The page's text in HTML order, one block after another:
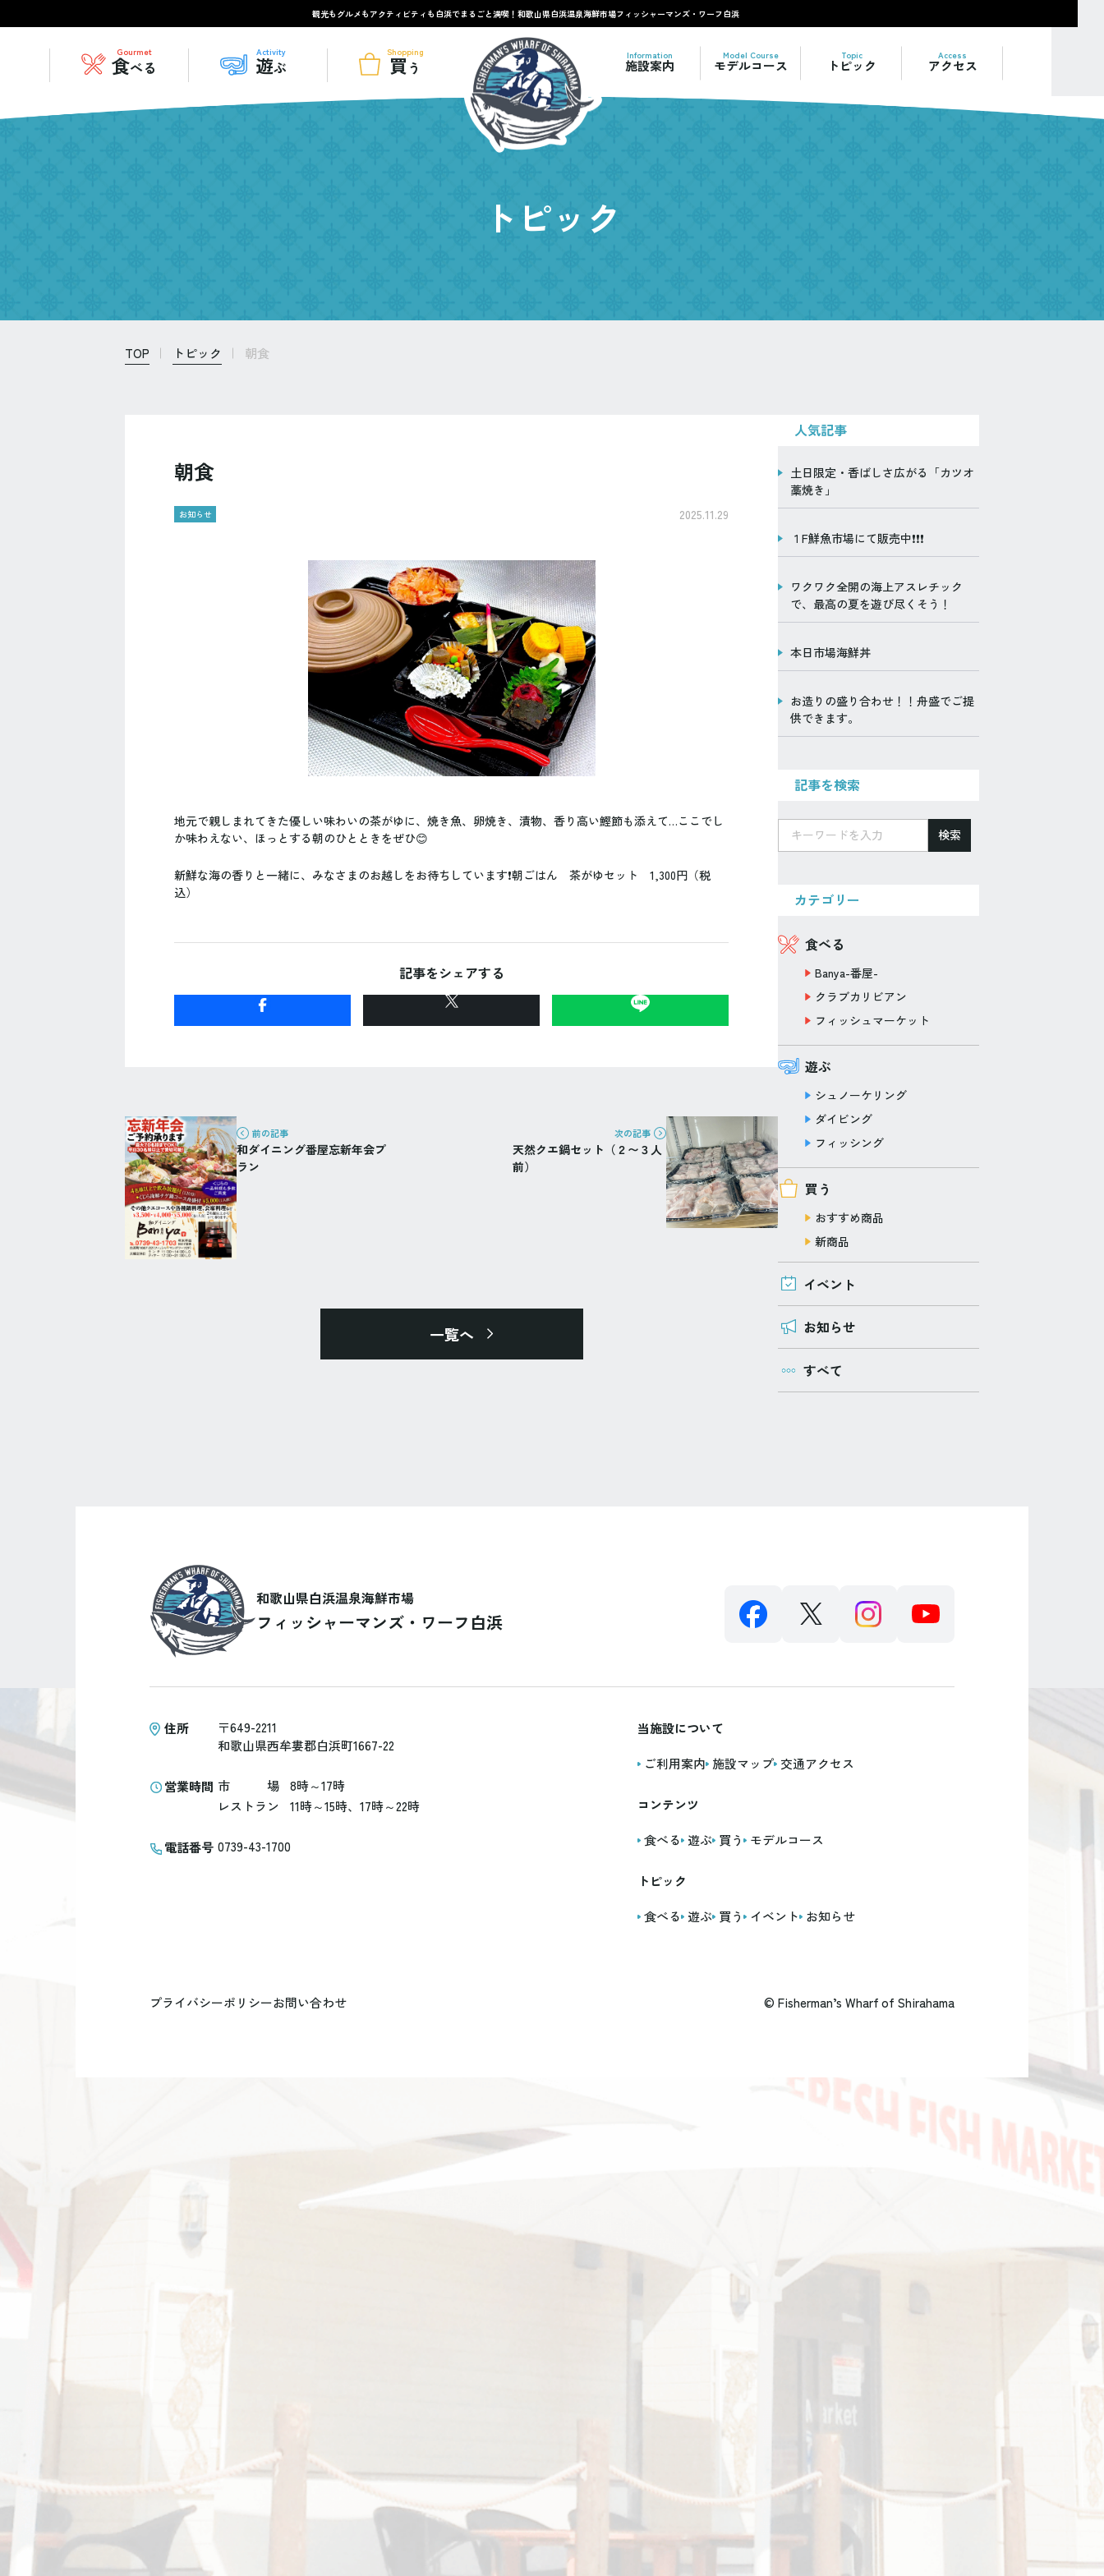
観光もグルメもアクティビティも白浜でまるごと満喫！和歌山県白浜温泉海鮮市場フィッシャーマンズ・ワーフ白浜
Gourmet
食べる
Activity
遊ぶ
Shopping
買う
Information
施設案内
Model Course
モデルコース
Topic
トピック
Access
アクセス
トピック
TOP トピック 朝食
朝食
お知らせ 2025.11.29
地元で親しまれてきた優しい味わいの茶がゆに、焼き魚、卵焼き、漬物、香り高い鰹節も添えて…ここでし
か味わえない、ほっとする朝のひとときをぜひ😊
新鮮な海の香りと一緒に、みなさまのお越しをお待ちしています❗️朝ごはん 茶がゆセット 1,300円（税
込）
記事をシェアする
前の記事
和ダイニング番屋忘新年会プ
ラン
次の記事
天然クエ鍋セット（２〜３人
前）
一覧へ
人気記事
土日限定・香ばしさ広がる「カツオ
藁焼き」
１F鮮魚市場にて販売中❗️❗️❗️
ワクワク全開の海上アスレチック
で、最高の夏を遊び尽くそう！
本日市場海鮮丼
お造りの盛り合わせ！！舟盛でご提
供できます。
記事を検索
検索
カテゴリー
食べる
Banya-番屋-
クラブカリビアン
フィッシュマーケット
遊ぶ
シュノーケリング
ダイビング
フィッシング
買う
おすすめ商品
新商品
イベント
お知らせ
すべて
和歌山県白浜温泉海鮮市場
フィッシャーマンズ・ワーフ白浜
住所
〒649-2211
和歌山県西牟婁郡白浜町1667-22
営業時間 市 場
8時～17時
レストラン
11時～15時、17時～22時
電話番号 0739-43-1700
当施設について
ご利用案内 施設マップ 交通アクセス
コンテンツ
食べる 遊ぶ 買う モデルコース
トピック
食べる 遊ぶ 買う イベント お知らせ
プライバシーポリシーお問い合わせ © Fisherman’s Wharf of Shirahama